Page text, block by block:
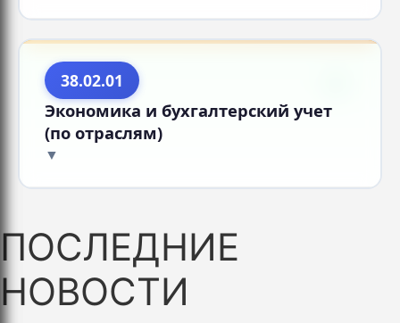
38.02.01
Экономика и бухгалтерский учет
(по отраслям)
ПОСЛЕДНИЕ
НОВОСТИ